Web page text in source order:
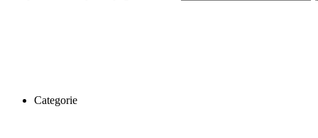
Categorie